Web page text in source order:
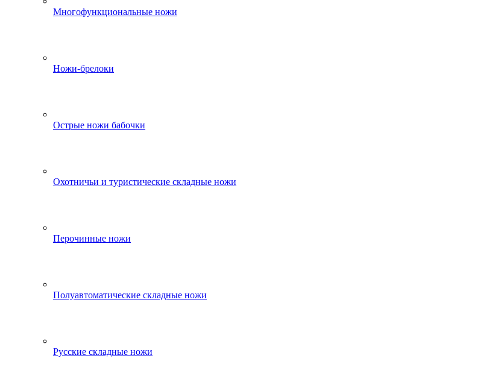
Многофункциональные ножи
Ножи-брелоки
Острые ножи бабочки
Охотничьи и туристические складные ножи
Перочинные ножи
Полуавтоматические складные ножи
Русские складные ножи